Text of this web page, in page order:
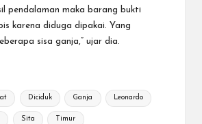
pendalaman maka barang bukti
karena diduga dipakai. Yang
sisa ganja,” ujar dia.
Diciduk Ganja Leonardo
Sita Timur